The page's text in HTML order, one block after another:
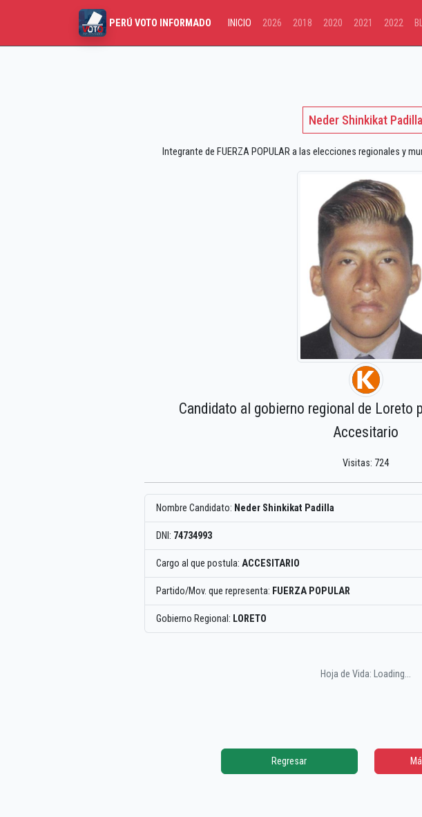
PERÚ VOTO INFORMADO INICIO 2026 2018 2020 2021 2022
Neder Shinkikat Padilla
Integrante de FUERZA POPULAR a las elecciones regionales y
Candidato al gobierno regional de Loreto
Accesitario
Visitas: 724
Nombre Candidato: Neder Shinkikat Padilla
DNI: 74734993
Cargo al que postula: ACCESITARIO
Partido/Mov. que representa: FUERZA POPULAR
Gobierno Regional: LORETO
Hoja de Vida: Loading...
Regresar